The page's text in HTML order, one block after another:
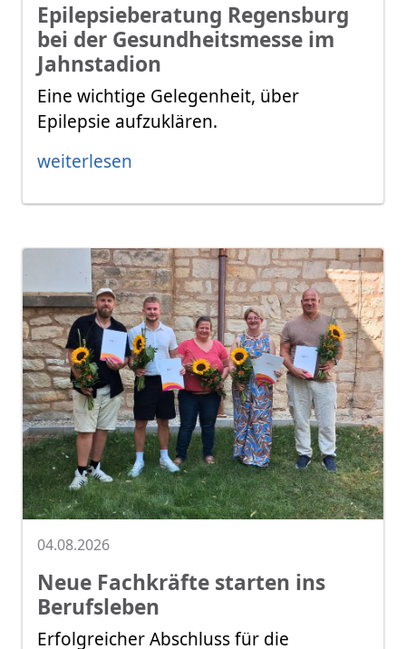
Epilepsieberatung Regensburg
bei der Gesundheitsmesse im
Jahnstadion
Eine wichtige Gelegenheit, über
Epilepsie aufzuklären.
weiterlesen
04.08.2026
Neue Fachkräfte starten ins
Berufsleben
Erfolgreicher Abschluss für die